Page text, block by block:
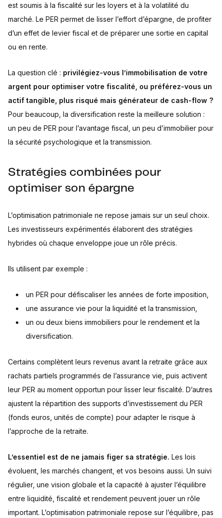
est soumis à la fiscalité sur les loyers et à la volatilité du
marché. Le PER permet de lisser l’effort d’épargne, de profiter
d’un effet de levier fiscal et de préparer une sortie en capital
ou en rente.
La question clé : privilégiez-vous l’immobilisation de votre
argent pour optimiser votre fiscalité, ou préférez-vous un
actif tangible, plus risqué mais générateur de cash-flow ?
Pour beaucoup, la diversification reste la meilleure solution :
un peu de PER pour l’avantage fiscal, un peu d’immobilier pour
la sécurité psychologique et la transmission.
Stratégies combinées pour
optimiser son épargne
L’optimisation patrimoniale ne repose jamais sur un seul choix.
Les investisseurs expérimentés élaborent des stratégies
hybrides où chaque enveloppe joue un rôle précis.
Ils utilisent par exemple :
un PER pour défiscaliser les années de forte imposition,
une assurance vie pour la liquidité et la transmission,
un ou deux biens immobiliers pour le rendement et la
diversification.
Certains complètent leurs revenus avant la retraite grâce aux
rachats partiels programmés de l’assurance vie, puis activent
leur PER au moment opportun pour lisser leur fiscalité. D’autres
ajustent la répartition des supports d’investissement du PER
(fonds euros, unités de compte) pour adapter le risque à
l’approche de la retraite.
L’essentiel est de ne jamais figer sa stratégie. Les lois
évoluent, les marchés changent, et vos besoins aussi. Un suivi
régulier, une vision globale et la capacité à ajuster l’équilibre
entre liquidité, fiscalité et rendement peuvent jouer un rôle
important. L’optimisation patrimoniale repose sur l’équilibre, pas